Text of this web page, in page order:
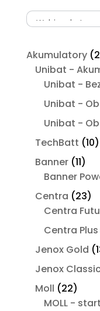
495,00
Wybierz
Akumulatory
Unibat -
Unibat -
Unibat -
Unibat -
TechBatt 1010
Banner 1111
Banner
Centra 2323
Centra
Centra Plus
Jenox Gold
Jenox Classic
Moll 2222
MOLL -